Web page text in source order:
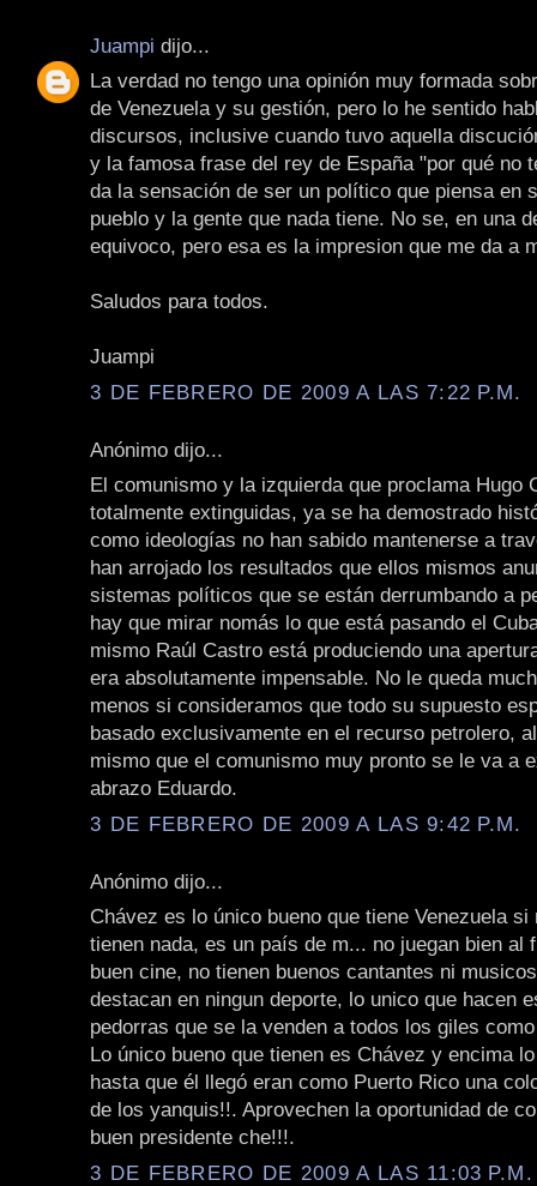
Juampi dijo...
La verdad no tengo una opinión muy formada
de Venezuela y su gestión, pero lo he sentido
discursos, inclusive cuando tuvo aquella
y la famosa frase del rey de España "por qué no
da la sensación de ser un político que piensa en
pueblo y la gente que nada tiene. No se, en una
equivoco, pero esa es la impresion que me da a
Saludos para todos.
Juampi
3 DE FEBRERO DE 2009 A LAS 7:22 P.M.
Anónimo dijo...
El comunismo y la izquierda que proclama Hugo
totalmente extinguidas, ya se ha demostrado
como ideologías no han sabido mantenerse a
han arrojado los resultados que ellos mismos
sistemas políticos que se están derrumbando a
hay que mirar nomás lo que está pasando el
mismo Raúl Castro está produciendo una
era absolutamente impensable. No le queda
menos si consideramos que todo su supuesto
basado exclusivamente en el recurso petrolero,
mismo que el comunismo muy pronto se le va a
abrazo Eduardo.
3 DE FEBRERO DE 2009 A LAS 9:42 P.M.
Anónimo dijo...
Chávez es lo único bueno que tiene Venezuela si
tienen nada, es un país de m... no juegan bien al
buen cine, no tienen buenos cantantes ni
destacan en ningun deporte, lo unico que hacen
pedorras que se la venden a todos los giles
Lo único bueno que tienen es Chávez y encima
hasta que él llegó eran como Puerto Rico una
de los yanquis!!. Aprovechen la oportunidad de
buen presidente che!!!.
3 DE FEBRERO DE 2009 A LAS 11:03 P.M.